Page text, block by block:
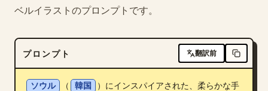
ダウンロード
ベルイラストのプロンプトです。
プロンプト 翻訳前
ソウル （ 韓国
）にインスパイアされた、柔らかな手